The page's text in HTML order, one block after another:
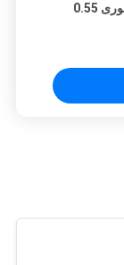
فیلتر لنز محافظ شیشه ای نوری 0.55